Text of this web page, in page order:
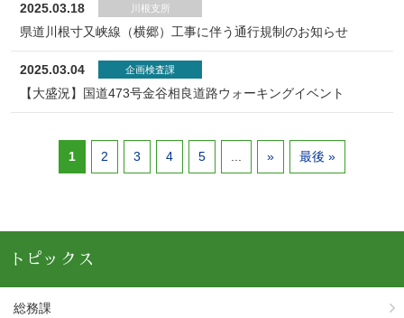
2025.03.18 川根支所
県道川根寸又峡線（横郷）工事に伴う通行規制のお知らせ
2025.03.04 企画検査課
【大盛況】国道473号金谷相良道路ウォーキングイベント
1 2 3 4 5 » 最後 »
トピックス
総務課